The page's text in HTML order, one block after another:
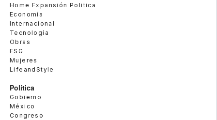
Home Expansión Politica
Economía
Internacional
Tecnología
Obras
ESG
Mujeres
LifeandStyle
Política
Gobierno
México
Congreso